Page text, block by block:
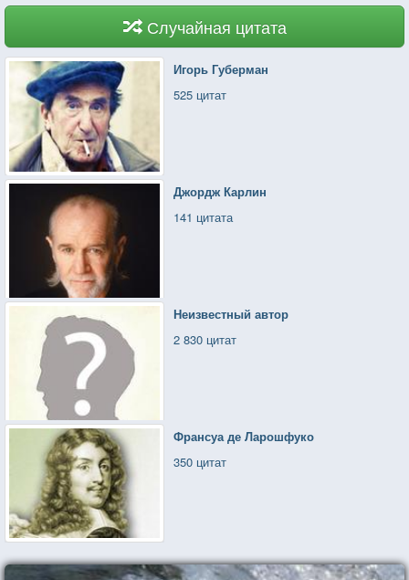
Случайная цитата
Игорь Губерман
525 цитат
Джордж Карлин
141 цитата
Неизвестный автор
2 830 цитат
Франсуа де Ларошфуко
350 цитат